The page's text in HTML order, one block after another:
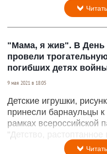
"Мама, я жив". В День
провели
погибших детях
9 мая 2021 в 18:05
Детские игрушки,
принесли барнаульцы
рамках всероссийской
"Детство, растоптанное